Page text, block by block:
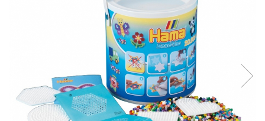
Biciclete VIKING
Biciclete Viking Challange
Biciclete Viking Explorer